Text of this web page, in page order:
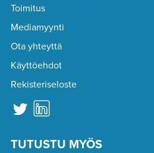
Toimitus
Mediamyynti
Ota yhteyttä
Käyttöehdot
Rekisteriseloste
TUTUSTU MYÖS